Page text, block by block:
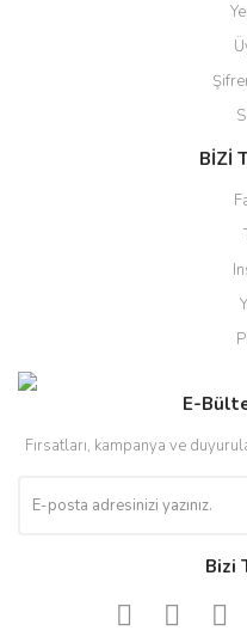
BİZİ
E-
Fırsatları, kampanya ve
Bizi